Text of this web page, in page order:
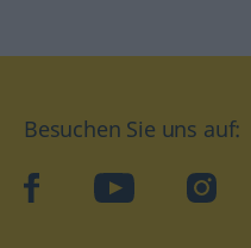
Besuchen Sie uns auf:
facebookYouTube